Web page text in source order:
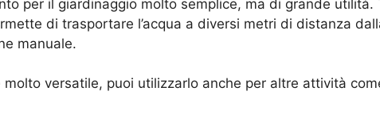
per il giardinaggio molto semplice, ma di grande
di trasportare l’acqua a diversi metri di distanza
manuale.
versatile, puoi utilizzarlo anche per altre attività